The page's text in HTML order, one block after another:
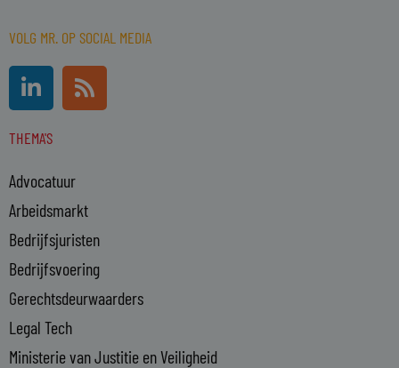
VOLG MR. OP SOCIAL MEDIA
L
i
n
k
d
i
n
-
i
n
R
s
s
THEMA'S
Advocatuur
Arbeidsmarkt
Bedrijfsjuristen
Bedrijfsvoering
Gerechtsdeurwaarders
Legal Tech
Ministerie van Justitie en Veiligheid